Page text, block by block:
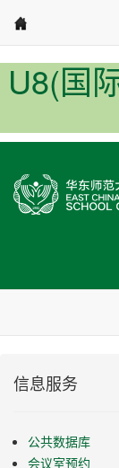
U8(国
信息服务
公共数据库
会议室预约